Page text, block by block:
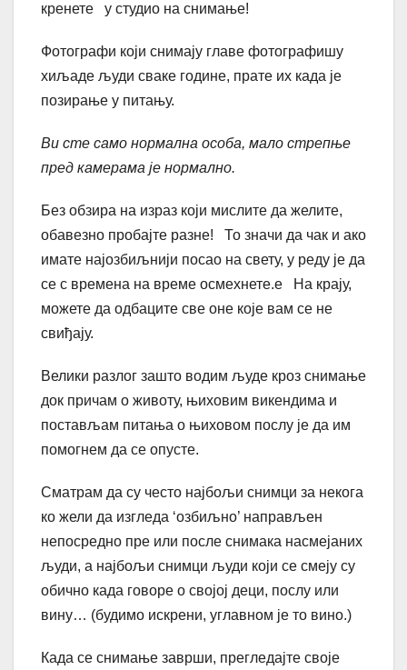
кренете у студио на снимање!
Фотографи који снимају главе фотографишу
хиљаде људи сваке године, прате их када је
позирање у питању.
Ви сте само нормална особа, мало стрепње
пред камерама је нормално.
Без обзира на израз који мислите да желите,
обавезно пробајте разне! То значи да чак и ако
имате најозбиљнији посао на свету, у реду је да
се с времена на време осмехнете.е На крају,
можете да одбаците све оне које вам се не
свиђају.
Велики разлог зашто водим људе кроз снимање
док причам о животу, њиховим викендима и
постављам питања о њиховом послу је да им
помогнем да се опусте.
Сматрам да су често најбољи снимци за некога
ко жели да изгледа ‘озбиљно’ направљен
непосредно пре или после снимака насмејаних
људи, а најбољи снимци људи који се смеју су
обично када говоре о својој деци, послу или
вину… (будимо искрени, углавном је то вино.)
Када се снимање заврши, прегледајте своје